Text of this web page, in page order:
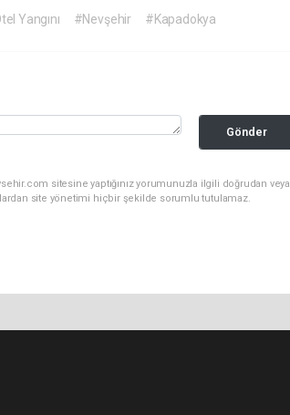
Yangını #Nevşehir #Kapadokya
Gönder
sitesine yaptığınız yorumunuzla ilgili doğrudan veya
site yönetimi hiçbir şekilde sorumlu tutulamaz.